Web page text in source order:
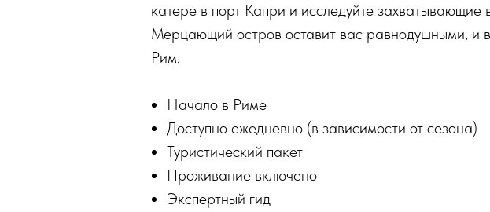
катере в порт Капри и исследуйте захватывающие
Мерцающий остров оставит вас равнодушными, и
Рим.
Начало в Риме
Доступно ежедневно (в зависимости от сезона)
Туристический пакет
Проживание включено
Экспертный гид